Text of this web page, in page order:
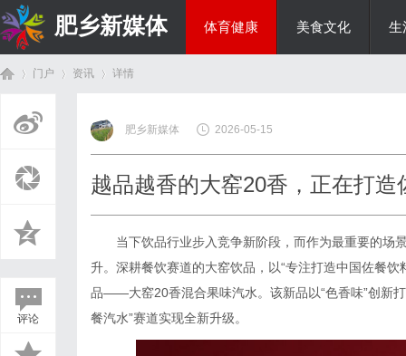
肥乡新媒体 体育健康 美食文化 生
门户 资讯
›
详情
评论
肥乡新媒体 2026-05-15
越品越香的大窑20香，正在打造
当下饮品行业步入竞争新阶段，而作为最重要的场
升。深耕餐饮赛道的大窑饮品，以“专注打造中国佐餐
品——大窑20香混合果味汽水。该新品以“色香味”创新
餐汽水”赛道实现全新升级。